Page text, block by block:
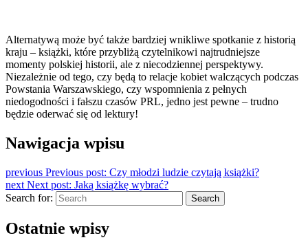
Alternatywą może być także bardziej wnikliwe spotkanie z historią
kraju – książki, które przybliżą czytelnikowi najtrudniejsze
momenty polskiej historii, ale z niecodziennej perspektywy.
Niezależnie od tego, czy będą to relacje kobiet walczących podczas
Powstania Warszawskiego, czy wspomnienia z pełnych
niedogodności i fałszu czasów PRL, jedno jest pewne – trudno
będzie oderwać się od lektury!
Nawigacja wpisu
previous Previous post: Czy młodzi ludzie czytają książki?
next Next post: Jaką książkę wybrać?
Search for:
Search
Ostatnie wpisy